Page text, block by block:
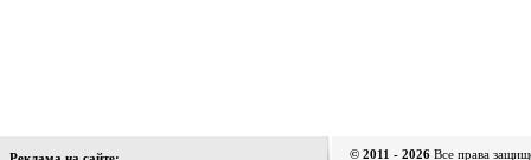
© 2011 - 2026 Все права